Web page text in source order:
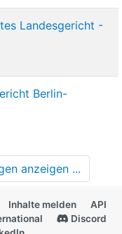
Landesgericht -
Berlin-
anzeigen ...
Inhalte melden
API
Discord